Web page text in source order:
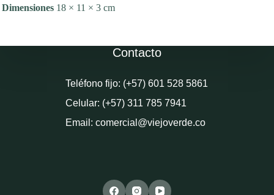
Dimensiones 18 × 11 × 3 cm
Contacto
Teléfono fijo: (+57) 601 528 5861
Celular: (+57) 311 785 7941
Email: comercial@viejoverde.co